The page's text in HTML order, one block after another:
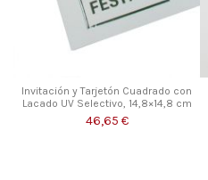
Invitación y Tarjetón Cuadrado con
Lacado UV Selectivo, 14,8×14,8 cm
46,65 €